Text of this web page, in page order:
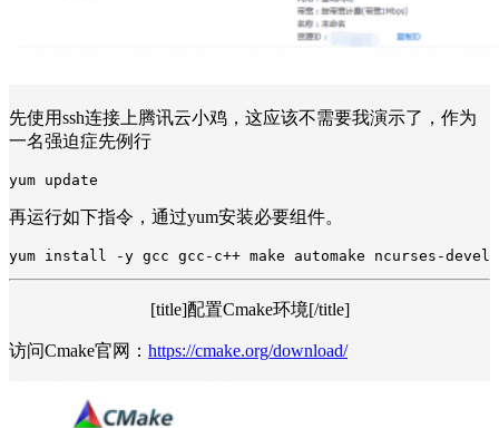
先使用ssh连接上腾讯云小鸡，这应该不需要我演示了，作为
一名强迫症先例行
yum update
再运行如下指令，通过yum安装必要组件。
yum install -y gcc gcc-c++ make automake ncurses-
[title]配置Cmake环境[/title]
访问Cmake官网： https://cmake.org/download/